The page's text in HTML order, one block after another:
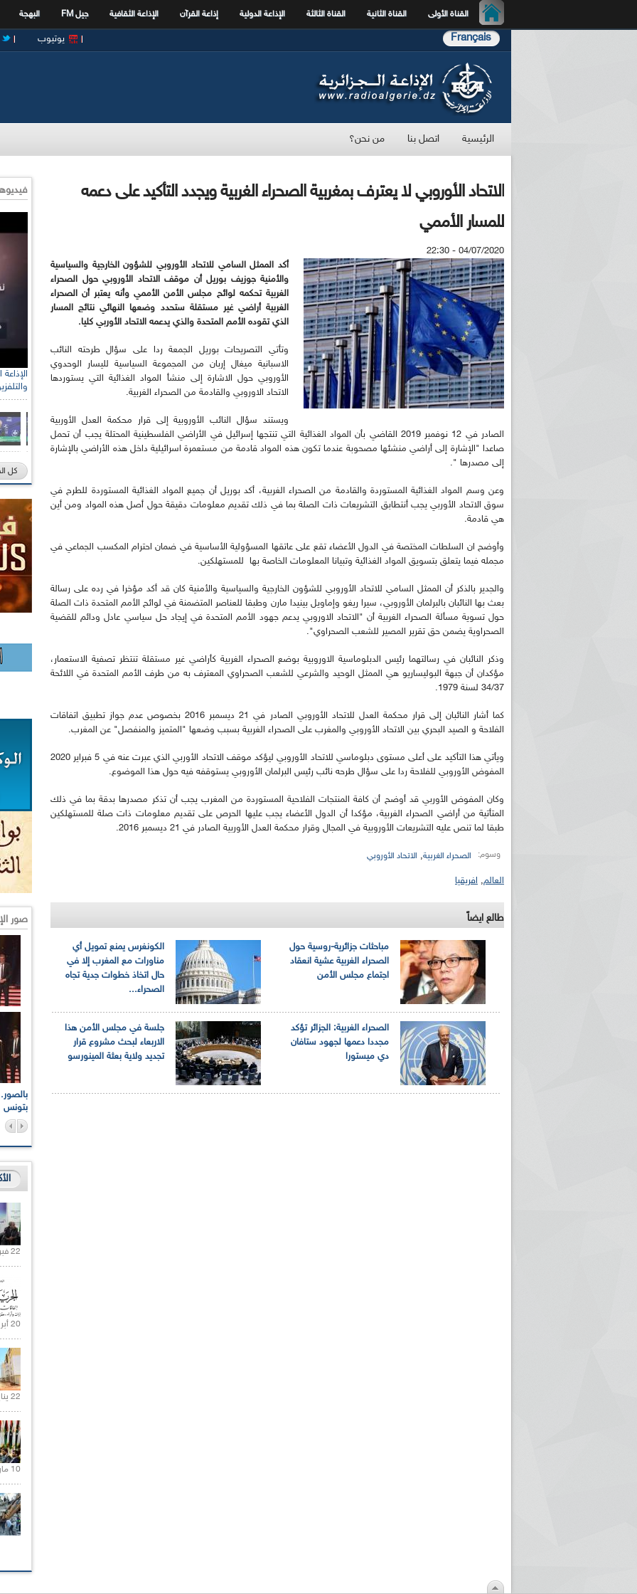
القناة الأولى القناة الثانية القناة الثالثة الإذاعة الدولية إذاعة القرآن الإذاعة الثقافية جيل FM البهجة
Français يوتيوب
الرئيسية اتصل بنا من نحن؟
الاتحاد الأوروبي لا يعترف بمغربية الصحراء الغربية ويجدد التأكيد على دعمه
للمسار الأممي
04/07/2020 - 22:30
أكد الممثل السامي للاتحاد الأوروبي للشؤون الخارجية والسياسية
والأمنية جوزيف بوريل أن موقف الاتحاد الأوروبي حول الصحراء
الغربية تحكمه لوائح مجلس الأمن الأممي وأنه يعتبر أن الصحراء
الغربية أراضي غير مستقلة ستحدد وضعها النهائي نتائج المسار
الذي تقوده الأمم المتحدة والذي يدعمه الاتحاد الأوربي كليا.
وتأتي التصريحات بوريل الجمعة ردا على سؤال طرحته النائب
الاسبانية ميغال إربان من المجموعة السياسية لليسار الوحدوي
الأوروبي حول الاشارة إلى منشأ المواد الغذائية التي يستوردها
الاتحاد الاوروبي والقادمة من الصحراء الغربية.
ويستند سؤال النائب الأوروبية إلى قرار محكمة العدل الأوربية
الصادر في 12 نوفمبر 2019 القاضي بأن المواد الغذائية التي تنتجها إسرائيل في الأراضي الفلسطينية المحتلة يجب أن تحمل
صاعدا "الإشارة إلى أراضي منشئها مصحوبة عندما تكون هذه المواد قادمة من مستعمرة اسرائيلية داخل هذه الأراضي بالإشارة
إلى مصدرها ".
وعن وسم المواد الغذائية المستوردة والقادمة من الصحراء الغربية، أكد بوريل أن جميع المواد الغذائية المستوردة للطرح في
سوق الاتحاد الأوربي يجب أنتطابق التشريعات ذات الصلة بما في ذلك تقديم معلومات دقيقة حول أصل هذه المواد ومن أين
هي قادمة.
وأوضح ان السلطات المختصة في الدول الأعضاء تقع على عاتقها المسؤولية الأساسية في ضمان احترام المكسب الجماعي في
مجمله فيما يتعلق بتسويق المواد الغذائية وتبيانا المعلومات الخاصة بها للمستهلكين.
والجدير بالذكر أن الممثل السامي للاتحاد الأوروبي للشؤون الخارجية والسياسية والأمنية كان قد أكد مؤخرا في رده على رسالة
بعث بها النائبان بالبرلمان الأوروبي، سيرا ريغو وإماويل بينيدا مارن وطبقا للعناصر المتضمنة في لوائح الأمم المتحدة ذات الصلة
حول تسوية مسألة الصحراء الغربية أن "الاتحاد الاوروبي يدعم جهود الأمم المتحدة في إيجاد حل سياسي عادل ودائم للقضية
الصحراوية يضمن حق تقرير المصير للشعب الصحراوي".
وذكر النائبان في رسالتهما رئيس الدبلوماسية الاوروبية بوضع الصحراء الغربية كأراضي غير مستقلة تنتظر تصفية الاستعمار،
مؤكدان أن جبهة البوليساريو هي الممثل الوحيد والشرعي للشعب الصحراوي المعترف به من طرف الأمم المتحدة في اللائحة
34/37 لسنة 1979.
كما أشار النائبان إلى قرار محكمة العدل للاتحاد الأوروبي الصادر في 21 ديسمبر 2016 بخصوص عدم جواز تطبيق اتفاقات
الفلاحة و الصيد البحري بين الاتحاد الأوروبي والمغرب على الصحراء الغربية بسبب وضعها "المتميز والمنفصل" عن المغرب.
ويأتي هذا التأكيد على أعلى مستوى دبلوماسي للاتحاد الأوروبي ليؤكد موقف الاتحاد الأوربي الذي عبرت عنه في 5 فبراير 2020
المفوض الأوروبي للفلاحة ردا على سؤال طرحه نائب رئيس البرلمان الأوروبي يستوقفه فيه حول هذا الموضوع.
وكان المفوض الأوربي قد أوضح أن كافة المنتجات الفلاحية المستوردة من المغرب يجب أن تذكر مصدرها بدقة بما في ذلك
المتأتية من أراضي الصحراء الغربية، مؤكدا أن الدول الأعضاء يجب عليها الحرص على تقديم معلومات ذات صلة للمستهلكين
طبقا لما تنص عليه التشريعات الأوروبية في المجال وقرار محكمة العدل الأوربية الصادر في 21 ديسمبر 2016.
وسوم: الصحراء الغربية, الاتحاد الأوروبي
العالم, افريقيا
طالع ايضاً
الكونغرس يمنع تمويل أي
مناورات مع المغرب إلا في
حال اتخاذ خطوات جدية تجاه
الصحراء...
مباحثات جزائرية-روسية حول
الصحراء الغربية عشية انعقاد
اجتماع مجلس الأمن
جلسة في مجلس الأمن هذا
الاربعاء لبحث مشروع قرار
تجديد ولاية بعثة المينورسو
الصحراء الغربية: الجزائر تؤكد
مجددا دعمها لجهود ستافان
دي ميستورا
كل
صور
بتونس
الإذاعة الجزائرية تقف دقيقة صمت ترحما على أرواح شهداءبالصور... اللقاء الوطني لمديري الإذاعات الوطنية والجهويةالإذاعة الجزائرية للرياضيين البارالمبيين المتوجين
22 فبراير 2021 |
20 أبريل 2021 |
22 يناير 2020 |
10 مارس 2021 |